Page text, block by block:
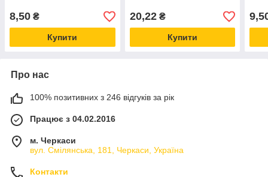
8,50 ₴
Купити
20,22₴
Купити
Про нас
100% позитивних з 246 відгуків за рік
Працює з 04.02.2016
м. Черкаси
вул. Смілянська, 181, Черкаси, Україна
Контакти